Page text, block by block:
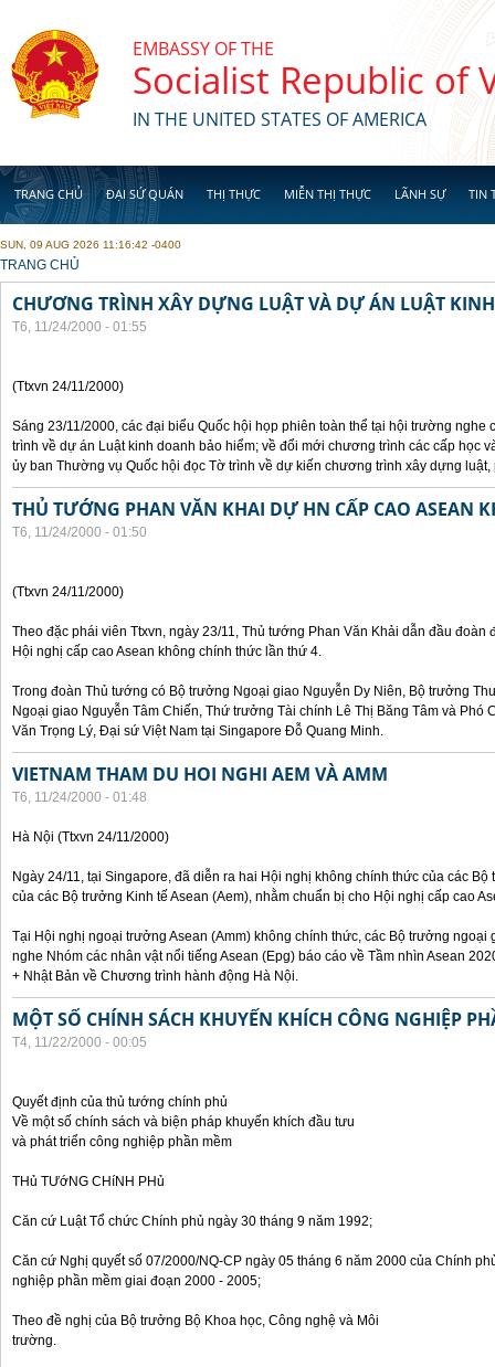
EMBASSY OF THE
Socialist Republic of
IN THE UNITED STATES OF AMERICA
TRANG CHỦ ĐẠI SỨ QUÁN THỊ THỰC MIỄN THỊ THỰC LÃNH SỰ TIN
SUN, 09 AUG 2026 11:16:42 -0400
YOU ARE HERE
TRANG CHỦ
CHƯƠNG TRÌNH XÂY DỰNG LUẬT VÀ DỰ ÁN LUẬT
T6, 11/24/2000 - 01:55
(Ttxvn 24/11/2000)
Sáng 23/11/2000, các đại biểu Quốc hội họp phiên toàn thể tại hội trường nghe
trình về dự án Luật kinh doanh bảo hiểm; về đổi mới chương trình các cấp học
ủy ban Thường vụ Quốc hội đọc Tờ trình về dự kiến chương trình xây dựng
THỦ TƯỚNG PHAN VĂN KHAI DỰ HN CẤP CAO ASEAN
T6, 11/24/2000 - 01:50
(Ttxvn 24/11/2000)
Theo đặc phái viên Ttxvn, ngày 23/11, Thủ tướng Phan Văn Khải dẫn đầu
Hội nghị cấp cao Asean không chính thức lần thứ 4.
Trong đoàn Thủ tướng có Bộ trưởng Ngoại giao Nguyễn Dy Niên, Bộ trưởng
Ngoại giao Nguyễn Tâm Chiến, Thứ trưởng Tài chính Lê Thị Băng Tâm và Phó
Văn Trọng Lý, Đại sứ Việt Nam tại Singapore Đỗ Quang Minh.
VIETNAM THAM DU HOI NGHI AEM VÀ AMM
T6, 11/24/2000 - 01:48
Hà Nội (Ttxvn 24/11/2000)
Ngày 24/11, tại Singapore, đã diễn ra hai Hội nghị không chính thức của các
của các Bộ trưởng Kinh tế Asean (Aem), nhằm chuẩn bị cho Hội nghị cấp cao
Tại Hội nghị ngoại trưởng Asean (Amm) không chính thức, các Bộ trưởng ngoại
nghe Nhóm các nhân vật nổi tiếng Asean (Epg) báo cáo về Tầm nhìn Asean
+ Nhật Bản về Chương trình hành động Hà Nội.
MỘT SỐ CHÍNH SÁCH KHUYẾN KHÍCH CÔNG NGHIỆP
T4, 11/22/2000 - 00:05
Quyết định của thủ tướng chính phủ
Về một số chính sách và biện pháp khuyến khích đầu tưu
và phát triển công nghiệp phần mềm
THủ TƯớNG CHíNH PHủ
Căn cứ Luật Tổ chức Chính phủ ngày 30 tháng 9 năm 1992;
Căn cứ Nghị quyết số 07/2000/NQ-CP ngày 05 tháng 6 năm 2000 của Chính
nghiệp phần mềm giai đoạn 2000 - 2005;
Theo đề nghị của Bộ trưởng Bộ Khoa học, Công nghệ và Môi
trường.